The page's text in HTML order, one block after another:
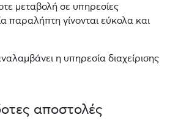
μεταβολή σε υπηρεσίες
παραλήπτη γίνονται εύκολα και
η υπηρεσία διαχείρισης
αποστολές